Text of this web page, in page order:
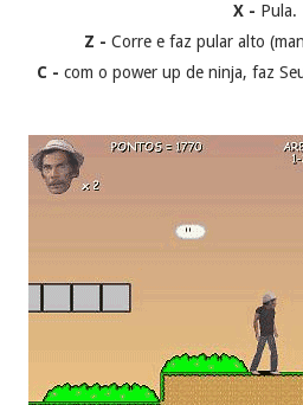
X - Pula.
Z - Corre e faz pular alto
C -com o power up de ninja, faz